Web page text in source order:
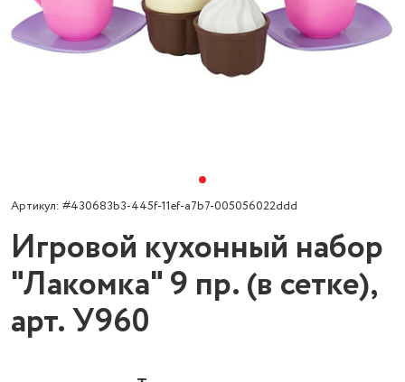
Артикул: #430683b3-445f-11ef-a7b7-005056022ddd
Игровой кухонный набор
"Лакомка" 9 пр. (в сетке),
арт. У960